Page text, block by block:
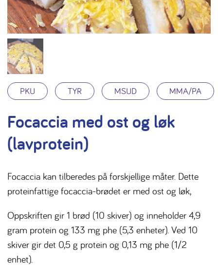
PKU TYR MSUD MMA/PA
Focaccia med ost og løk
(lavprotein)
Focaccia kan tilberedes på forskjellige måter. Dette
proteinfattige focaccia-brødet er med ost og løk,
Oppskriften gir 1 brød (10 skiver) og inneholder 4,9
gram protein og 133 mg phe (5,3 enheter). Ved 10
skiver gir det 0,5 g protein og 0,13 mg phe (1/2
enhet).